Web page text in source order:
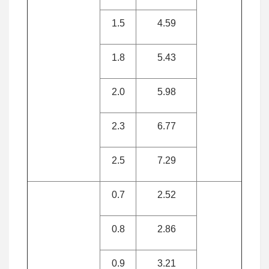
1.5 4.59
1.8 5.43
2.0 5.98
2.3 6.77
2.5 7.29
0.7 2.52
0.8 2.86
0.9 3.21